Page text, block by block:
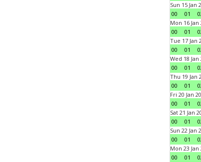
Sun 15 Jan
00
01
Mon 16 Jan
00
01
Tue 17 Jan
00
01
Wed 18 Jan
00
01
Thu 19 Jan
00
01
Fri 20 Jan
00
01
Sat 21 Jan
00
01
Sun 22 Jan
00
01
Mon 23 Jan
00
01